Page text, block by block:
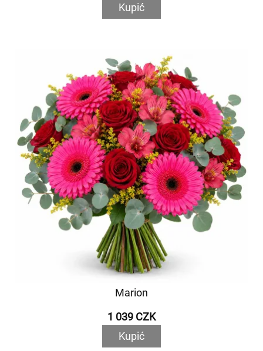
Kupić
Marion
1 039 CZK
Kupić